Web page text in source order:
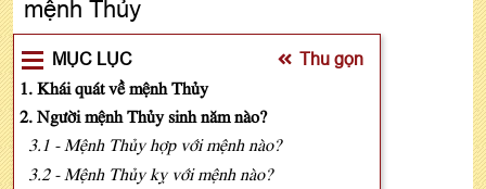
mệnh Thủy
MỤC LỤC Thu gọn
1. Khái quát về mệnh Thủy
2. Người mệnh Thủy sinh năm nào?
3.1 - Mệnh Thủy hợp với mệnh nào?
3.2 - Mệnh Thủy kỵ với mệnh nào?